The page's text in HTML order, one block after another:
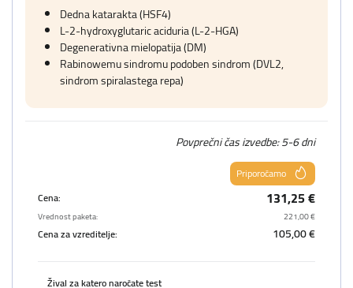
Dedna katarakta (HSF4)
L-2-hydroxyglutaric aciduria (L-2-HGA)
Degenerativna mielopatija (DM)
Rabinowemu sindromu podoben sindrom (DVL2,
sindrom spiralastega repa)
Povprečni čas izvedbe: 5-6 dni
Priporočamo
Cena:
131,25 €
Vrednost paketa: 221,00 €
Cena za vzreditelje: 105,00 €
Žival za katero naročate test